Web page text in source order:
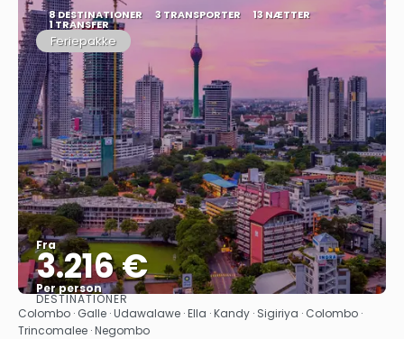
8 DESTINATIONER 3 TRANSPORTER 13 NÆTTER
1 TRANSFER
Feriepakke
Fra
3.216 €
Per person
Se
DESTINATIONER
Colombo · Galle · Udawalawe · Ella · Kandy · Sigiriya · Colombo ·
Trincomalee · Negombo